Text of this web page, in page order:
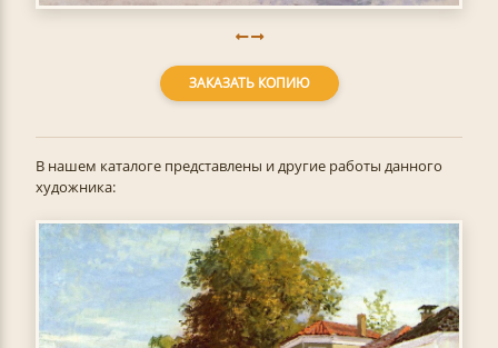
ЗАКАЗАТЬ КОПИЮ
В нашем каталоге представлены и другие работы данного
художника: